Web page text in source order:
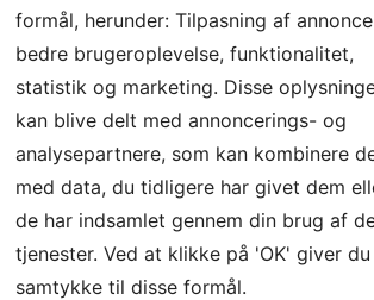
formål, herunder: Tilpasning af
bedre brugeroplevelse, funktionalitet,
statistik og marketing. Disse
kan blive delt med annoncerings- og
analysepartnere, som kan kombinere
med data, du tidligere har givet dem
de har indsamlet gennem din brug af
tjenester. Ved at klikke på 'OK' giver du
samtykke til disse formål.